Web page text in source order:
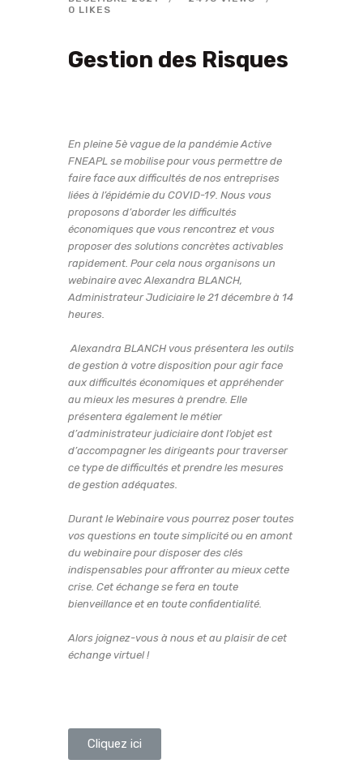
0 LIKES
Gestion des Risques
En pleine 5è vague de la pandémie Active
FNEAPL se mobilise pour vous permettre de
faire face aux difficultés de nos entreprises
liées à l’épidémie du COVID-19. Nous vous
proposons d’aborder les difficultés
économiques que vous rencontrez et vous
proposer des solutions concrètes activables
rapidement. Pour cela nous organisons un
webinaire avec Alexandra BLANCH,
Administrateur Judiciaire le 21 décembre à 14
heures.
Alexandra BLANCH vous présentera les outils
de gestion à votre disposition pour agir face
aux difficultés économiques et appréhender
au mieux les mesures à prendre. Elle
présentera également le métier
d’administrateur judiciaire dont l’objet est
d’accompagner les dirigeants pour traverser
ce type de difficultés et prendre les mesures
de gestion adéquates.
Durant le Webinaire vous pourrez poser toutes
vos questions en toute simplicité ou en amont
du webinaire pour disposer des clés
indispensables pour affronter au mieux cette
crise. Cet échange se fera en toute
bienveillance et en toute confidentialité.
Alors joignez-vous à nous et au plaisir de cet
échange virtuel !
Cliquez ici